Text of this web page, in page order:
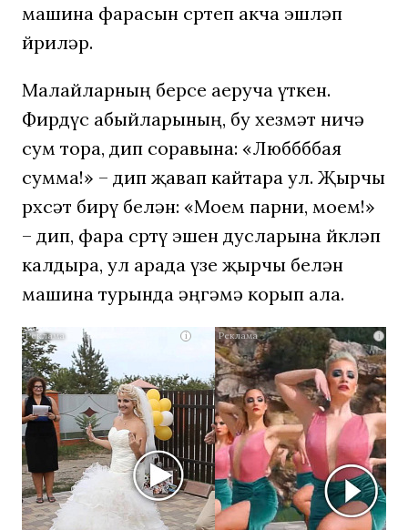
машина фарасын сөртеп акча эшләп
йөриләр.
Малайларның берсе аеруча үткен.
Фирдүс абыйларының, бу хезмәт ничә
сум тора, дип соравына: «Люббббая
сумма!» – дип җавап кайтара ул. Җырчы
рөхсәт бирү белән: «Моем парни, моем!»
– дип, фара сөртү эшен дусларына йөкләп
калдыра, ул арада үзе җырчы белән
машина турында әңгәмә корып ала.
i
Этот
танец
невесты
оставит
вас
без
слов!
i